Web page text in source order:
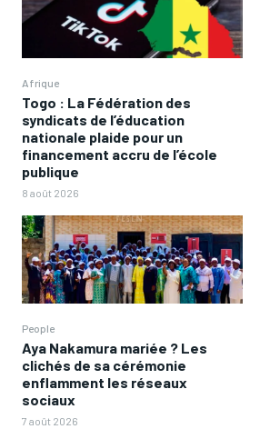
Afrique
Togo : La Fédération des
syndicats de l’éducation
nationale plaide pour un
financement accru de l’école
publique
8 août 2026
People
Aya Nakamura mariée ? Les
clichés de sa cérémonie
enflamment les réseaux
sociaux
7 août 2026